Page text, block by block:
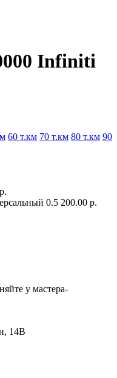
Infiniti
60 т.км 70 т.км 80 т.км 90
0.5 200.00 р.
у мастера-
14В